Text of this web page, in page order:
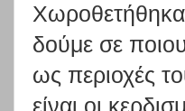
δούμε σε
ως περιοχές
είναι οι